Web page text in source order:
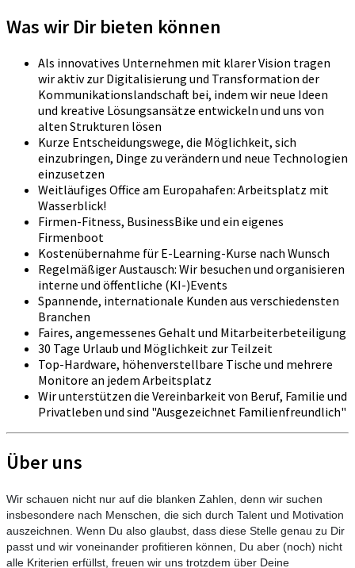
Was wir Dir bieten können
Als innovatives Unternehmen mit klarer Vision tragen
wir aktiv zur Digitalisierung und Transformation der
Kommunikationslandschaft bei, indem wir neue Ideen
und kreative Lösungsansätze entwickeln und uns von
alten Strukturen lösen
Kurze Entscheidungswege, die Möglichkeit, sich
einzubringen, Dinge zu verändern und neue Technologien
einzusetzen
Weitläufiges Office am Europahafen: Arbeitsplatz mit
Wasserblick!
Firmen-Fitness, BusinessBike und ein eigenes
Firmenboot
Kostenübernahme für E-Learning-Kurse nach Wunsch
Regelmäßiger Austausch: Wir besuchen und organisieren
interne und öffentliche (KI-)Events
Spannende, internationale Kunden aus verschiedensten
Branchen
Faires, angemessenes Gehalt und Mitarbeiterbeteiligung
30 Tage Urlaub und Möglichkeit zur Teilzeit
Top-Hardware, höhenverstellbare Tische und mehrere
Monitore an jedem Arbeitsplatz
Wir unterstützen die Vereinbarkeit von Beruf, Familie und
Privatleben und sind "Ausgezeichnet Familienfreundlich"
Über uns
Wir schauen nicht nur auf die blanken Zahlen, denn wir suchen
insbesondere nach Menschen, die sich durch Talent und Motivation
auszeichnen. Wenn Du also glaubst, dass diese Stelle genau zu Dir
passt und wir voneinander profitieren können, Du aber (noch) nicht
alle Kriterien erfüllst, freuen wir uns trotzdem über Deine